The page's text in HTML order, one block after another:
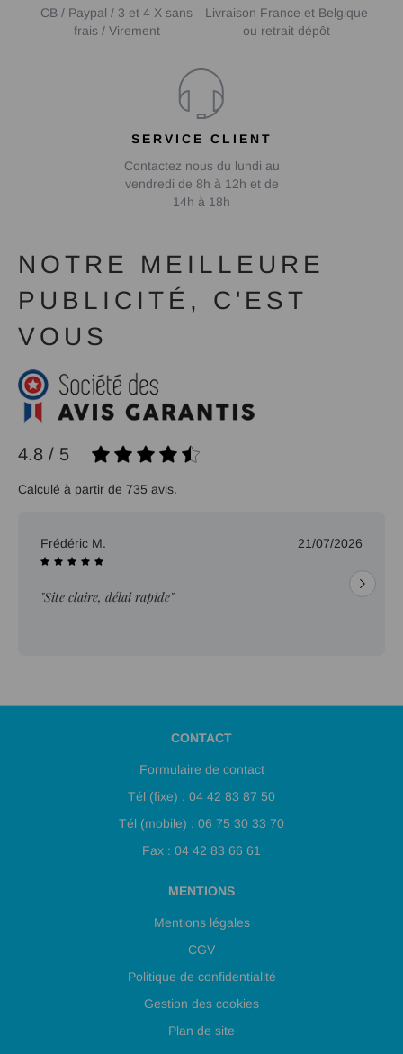
CB / Paypal / 3 et 4 X sans
frais / Virement
Livraison France et Belgique
ou retrait dépôt
SERVICE CLIENT
Contactez nous du lundi au
vendredi de 8h à 12h et de
14h à 18h
NOTRE MEILLEURE
PUBLICITÉ, C'EST
VOUS
4.8 / 5
Calculé à partir de 735 avis.
Frédéric M. 21/07/2026
"Site claire, délai rapide"
CONTACT
Formulaire de contact
Tél (fixe) : 04 42 83 87 50
Tél (mobile) : 06 75 30 33 70
Fax : 04 42 83 66 61
MENTIONS
Mentions légales
CGV
Politique de confidentialité
Gestion des cookies
Plan de site